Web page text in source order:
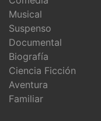
Musical
Suspenso
Documental
Biografía
Ciencia Ficción
Aventura
Familiar